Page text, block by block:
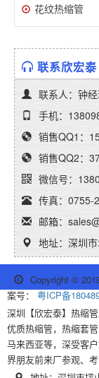
花纹热缩管
联系欣宏泰
联系人：钟
手机：
销售QQ1：
销售QQ2：
微信号：
传真：0755-
邮箱：
地址：深圳
Copyright ©
案号：
粤ICP备
深圳【欣宏泰】热缩
优质热缩管，热缩套
马来西亚等，深受客
界朋友前来厂参观、